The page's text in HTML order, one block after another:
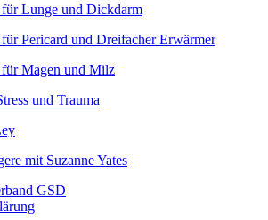
Lunge und Dickdarm
Pericard und Dreifacher Erwärmer
Magen und Milz
und Trauma
mit Suzanne Yates
GSD